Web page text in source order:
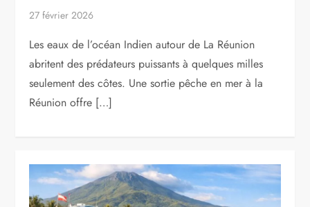
27 février 2026
Les eaux de l’océan Indien autour de La Réunion
abritent des prédateurs puissants à quelques milles
seulement des côtes. Une sortie pêche en mer à la
Réunion offre […]